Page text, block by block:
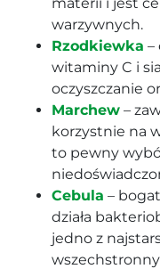
warzywnych.
Rzodkiewka –
witaminy C i
oczyszczanie
Marchew –
korzystnie na
to pewny
Cebula –
działa
jedno z